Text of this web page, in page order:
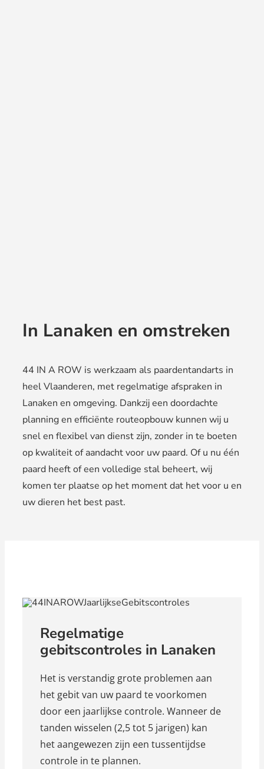
In Lanaken en omstreken
44 IN A ROW is werkzaam als paardentandarts in
heel Vlaanderen, met regelmatige afspraken in
Lanaken en omgeving. Dankzij een doordachte
planning en efficiënte routeopbouw kunnen wij u
snel en flexibel van dienst zijn, zonder in te boeten
op kwaliteit of aandacht voor uw paard. Of u nu één
paard heeft of een volledige stal beheert, wij
komen ter plaatse op het moment dat het voor u en
uw dieren het best past.
Regelmatige
gebitscontroles in Lanaken
Het is verstandig grote problemen aan
het gebit van uw paard te voorkomen
door een jaarlijkse controle. Wanneer de
tanden wisselen (2,5 tot 5 jarigen) kan
het aangewezen zijn een tussentijdse
controle in te plannen.